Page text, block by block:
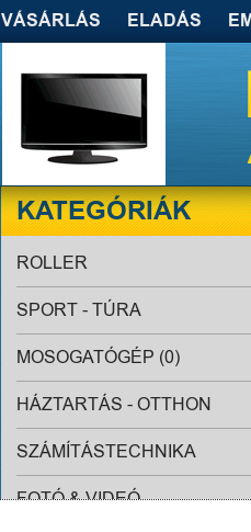
VÁSÁRLÁS ELADÁS
KATEGÓRIÁK
ROLLER
SPORT - TÚRA
MOSOGATÓGÉP (0)
HÁZTARTÁS - OTTHON
SZÁMÍTÁSTECHNIKA
FOTÓ & VIDEÓ